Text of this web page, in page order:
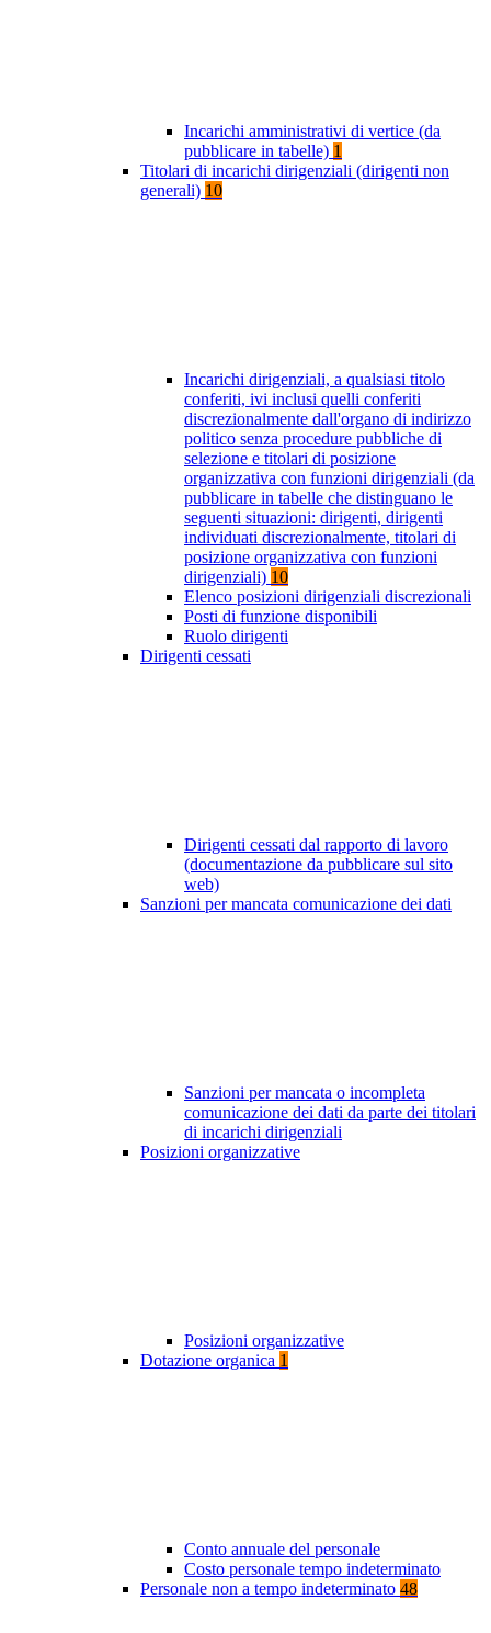
Incarichi amministrativi di vertice (da
pubblicare in tabelle) 1
Titolari di incarichi dirigenziali (dirigenti non
generali) 10
Incarichi dirigenziali, a qualsiasi titolo
conferiti, ivi inclusi quelli conferiti
discrezionalmente dall'organo di indirizzo
politico senza procedure pubbliche di
selezione e titolari di posizione
organizzativa con funzioni dirigenziali (da
pubblicare in tabelle che distinguano le
seguenti situazioni: dirigenti, dirigenti
individuati discrezionalmente, titolari di
posizione organizzativa con funzioni
dirigenziali) 10
Elenco posizioni dirigenziali discrezionali
Posti di funzione disponibili
Ruolo dirigenti
Dirigenti cessati
Dirigenti cessati dal rapporto di lavoro
(documentazione da pubblicare sul sito
web)
Sanzioni per mancata comunicazione dei dati
Sanzioni per mancata o incompleta
comunicazione dei dati da parte dei titolari
di incarichi dirigenziali
Posizioni organizzative
Posizioni organizzative
Dotazione organica 1
Conto annuale del personale
Costo personale tempo indeterminato
Personale non a tempo indeterminato 48